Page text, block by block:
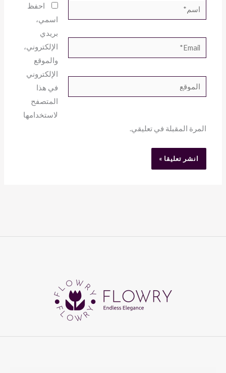
اسم*
Email*
الموقع
احفظ
اسمي،
بريدي
الإلكتروني،
والموقع
الإلكتروني
في هذا
المتصفح
لاستخدامها
المرة المقبلة في تعليقي.